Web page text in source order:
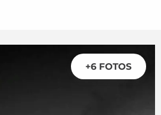
expose à la maison de
Plage) #6627417
favoris
+6 FOTOS